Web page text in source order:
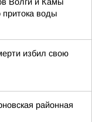
притока воды
избил свою
районная